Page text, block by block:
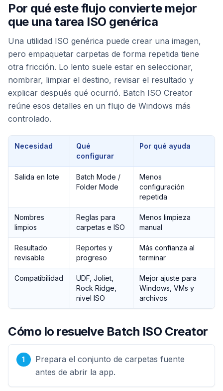
Por qué este flujo convierte mejor
que una tarea ISO genérica
Una utilidad ISO genérica puede crear una imagen,
pero empaquetar carpetas de forma repetida tiene
otra fricción. Lo lento suele estar en seleccionar,
nombrar, limpiar el destino, revisar el resultado y
explicar después qué ocurrió. Batch ISO Creator
reúne esos detalles en un flujo de Windows más
controlado.
Necesidad
Qué
configurar
Por qué ayuda
Salida en lote
Batch Mode /
Folder Mode
Menos
configuración
repetida
Nombres
limpios
Reglas para
carpetas e ISO
Menos limpieza
manual
Resultado
revisable
Reportes y
progreso
Más confianza al
terminar
Compatibilidad
UDF, Joliet,
Rock Ridge,
nivel ISO
Mejor ajuste para
Windows, VMs y
archivos
Cómo lo resuelve Batch ISO Creator
Prepara el conjunto de carpetas fuente
antes de abrir la app.